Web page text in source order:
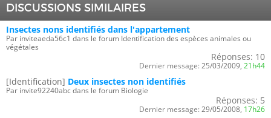
DISCUSSIONS SIMILAIRES
Insectes nons identifiés dans l'appartement
Par inviteaeda56c1 dans le forum Identification des espèces animales ou
végétales
Réponses: 10
Dernier message: 25/03/2009, 21h44
[Identification] Deux insectes non identifiés
Par invite92240abc dans le forum Biologie
Réponses: 5
Dernier message: 29/05/2008, 17h26